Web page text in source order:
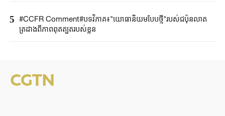
5 #CCFR Comment#បទវិភាគ៖"យោធានិយមបែបថ្មី"របស់ជប៉ុនលាត
ត្រដាងពីភាពពុតត្បុតរបស់ខ្លួន